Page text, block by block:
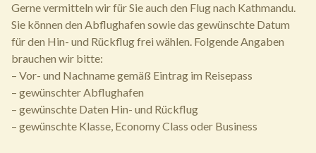
Gerne vermitteln wir für Sie auch den Flug nach Kathmandu.
Sie können den Abflughafen sowie das gewünschte Datum
für den Hin- und Rückflug frei wählen. Folgende Angaben
brauchen wir bitte:
– Vor- und Nachname gemäß Eintrag im Reisepass
– gewünschter Abflughafen
– gewünschte Daten Hin- und Rückflug
– gewünschte Klasse, Economy Class oder Business